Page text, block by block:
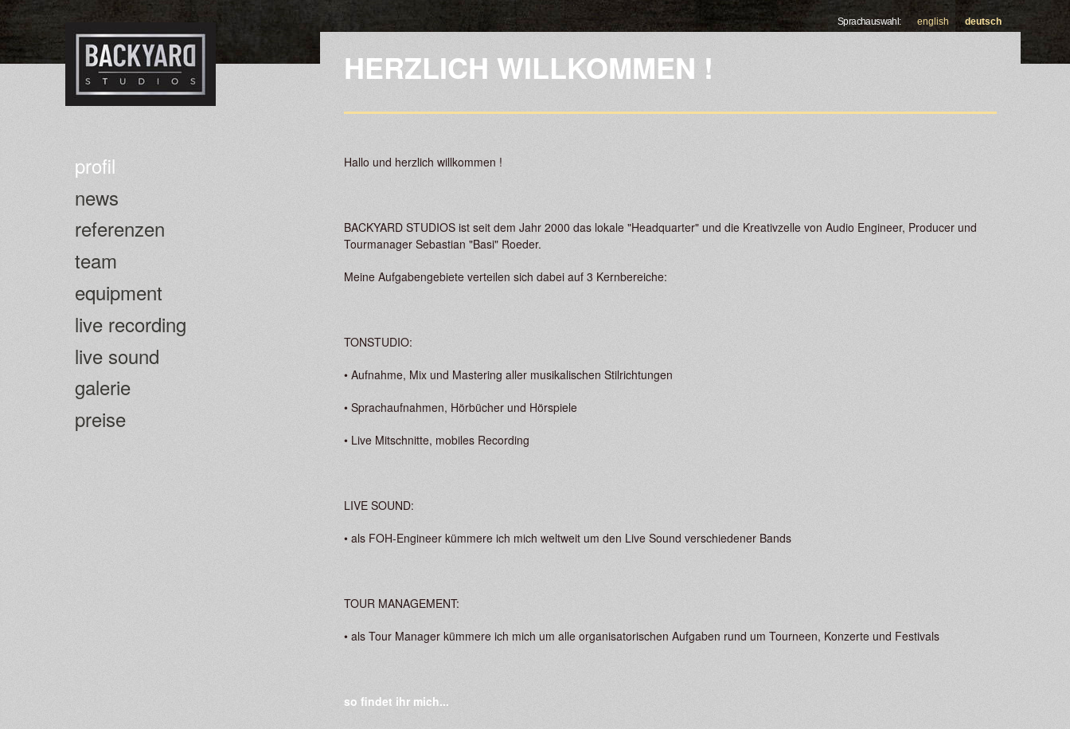
Direkt
Sprachauswahl: english deutsch
profil
news
referenzen
team
equipment
live recording
live sound
galerie
preise
HERZLICH WILLKOMMEN !
Hallo und herzlich willkommen !
BACKYARD STUDIOS ist seit dem Jahr 2000 das lokale "Headquarter" und die Kreativzelle von Audio Engineer, Producer und
Tourmanager Sebastian "Basi" Roeder.
Meine Aufgabengebiete verteilen sich dabei auf 3 Kernbereiche:
TONSTUDIO:
• Aufnahme, Mix und Mastering aller musikalischen Stilrichtungen
• Sprachaufnahmen, Hörbücher und Hörspiele
• Live Mitschnitte, mobiles Recording
LIVE SOUND:
• als FOH-Engineer kümmere ich mich weltweit um den Live Sound verschiedener Bands
TOUR MANAGEMENT:
• als Tour Manager kümmere ich mich um alle organisatorischen Aufgaben rund um Tourneen, Konzerte und Festivals
so findet ihr mich...